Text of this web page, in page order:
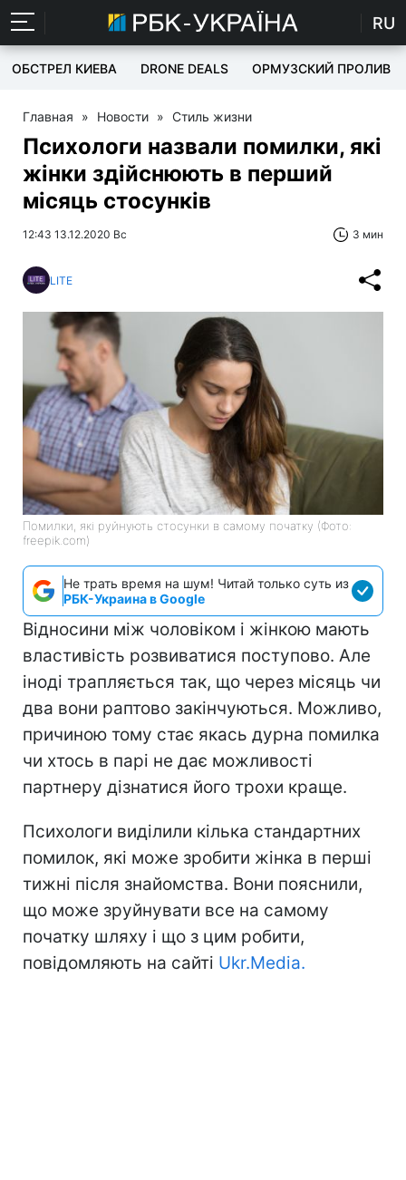
RU
ОБСТРЕЛ КИЕВА DRONE DEALS ОРМУЗСКИЙ ПРОЛИВ
Главная » Новости » Стиль жизни
Психологи назвали помилки, які
жінки здійснюють в перший
місяць стосунків
12:43 13.12.2020 Вс 3 мин
LITE
Помилки, які руйнують стосунки в самому початку (Фото:
freepik.com)
Не трать время на шум! Читай только суть из
РБК-Украина в Google
Відносини між чоловіком і жінкою мають
властивість розвиватися поступово. Але
іноді трапляється так, що через місяць чи
два вони раптово закінчуються. Можливо,
причиною тому стає якась дурна помилка
чи хтось в парі не дає можливості
партнеру дізнатися його трохи краще.
Психологи виділили кілька стандартних
помилок, які може зробити жінка в перші
тижні після знайомства. Вони пояснили,
що може зруйнувати все на самому
початку шляху і що з цим робити,
повідомляють на сайті Ukr.Media.